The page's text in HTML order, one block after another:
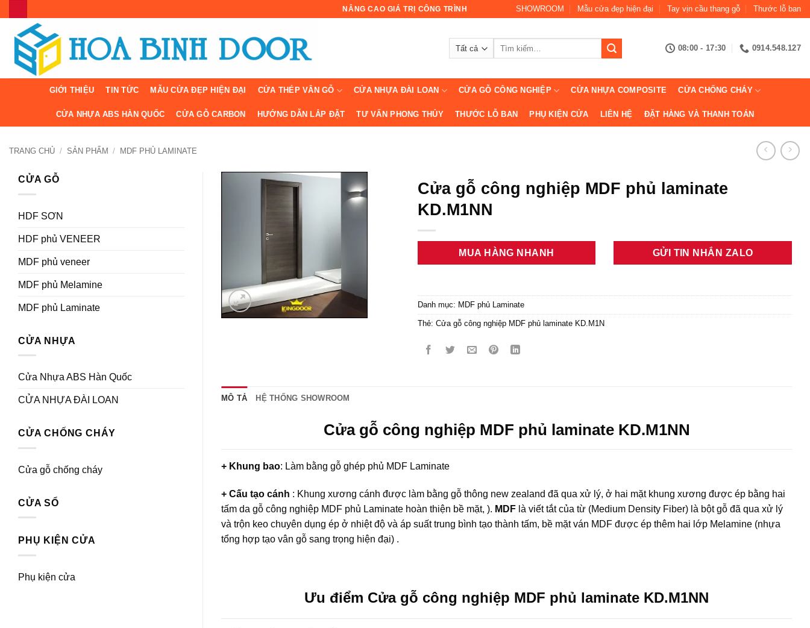
dung
NÂNG CAO GIÁ TRỊ CÔNG TRÌNH SHOWROOM Mẫu cửa đẹp hiện đại Tay vịn cầu thang gỗ Thước lỗ ban
08:00 - 17:30 0914.548.127
GIỚI THIỆU TIN TỨC MẪU CỬA ĐẸP HIỆN ĐẠI CỬA THÉP VÂN GỖ CỬA NHỰA ĐÀI LOAN CỬA GỖ CÔNG NGHIỆP CỬA NHỰA COMPOSITE CỬA CHỐNG CHÁY
CỬA NHỰA ABS HÀN QUỐC CỬA GỖ CARBON HƯỚNG DẪN LẮP ĐẶT TƯ VẤN PHONG THỦY THƯỚC LỖ BAN PHỤ KIỆN CỬA LIÊN HỆ ĐẶT HÀNG VÀ THANH TOÁN
TRANG CHỦ / SẢN PHẨM / MDF PHỦ LAMINATE
CỬA GỖ
HDF SƠN
HDF phủ VENEER
MDF phủ veneer
MDF phủ Melamine
MDF phủ Laminate
CỬA NHỰA
Cửa Nhựa ABS Hàn Quốc
CỬA NHỰA ĐÀI LOAN
CỬA CHỐNG CHÁY
Cửa gỗ chống cháy
CỬA SỔ
PHỤ KIỆN CỬA
Phụ kiện cửa
Cửa gỗ công nghiệp MDF phủ laminate
KD.M1NN
MUA HÀNG NHANH GỬI TIN NHẮN ZALO
Danh mục: MDF phủ Laminate
Thẻ: Cửa gỗ công nghiệp MDF phủ laminate KD.M1N
MÔ TẢ HỆ THỐNG SHOWROOM
Cửa gỗ công nghiệp MDF phủ laminate KD.M1NN
+ Khung bao: Làm bằng gỗ ghép phủ MDF Laminate
+ Cấu tạo cánh : Khung xương cánh được làm bằng gỗ thông new zealand đã qua xử lý, ở hai mặt khung xương được ép bằng hai
tấm da gỗ công nghiệp MDF phủ Laminate hoàn thiện bề mặt, ). MDF là viết tắt của từ (Medium Density Fiber) là bột gỗ đã qua xử lý
và trộn keo chuyên dụng ép ở nhiệt độ và áp suất trung bình tạo thành tấm, bề mặt ván MDF được ép thêm hai lớp Melamine (nhựa
tổng hợp tạo vân gỗ sang trọng hiện đại) .
Ưu điểm Cửa gỗ công nghiệp MDF phủ laminate KD.M1NN